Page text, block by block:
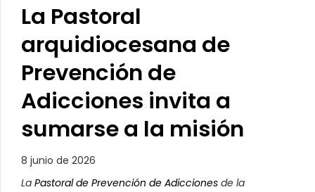
La Pastoral
arquidiocesana de
Prevención de
Adicciones invita a
sumarse a la misión
8 junio de 2026
La Pastoral de Prevención de Adicciones de la